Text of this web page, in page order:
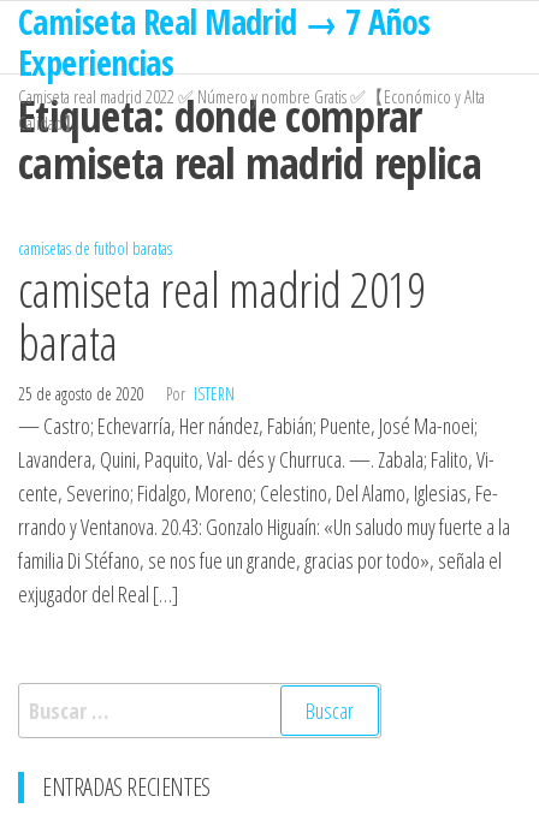
Saltar
contenido
Camiseta Real Madrid → 7 Años
Experiencias
Camiseta real madrid 2022 ✅ Número y nombre Gratis ✅【Económico y Alta
Calidad】
Etiqueta:donde comprar
camiseta real madrid replica
camisetas de futbol baratas
camiseta real madrid 2019
barata
25 de agosto de 2020 Por ISTERN
— Castro; Echevarría, Her nández, Fabián; Puente, José Ma-noei;
Lavandera, Quini, Paquito, Val- dés y Churruca. —. Zabala; Falito, Vi-
cente, Severino; Fidalgo, Moreno; Celestino, Del Alamo, Iglesias, Fe-
rrando y Ventanova. 20.43: Gonzalo Higuaín: «Un saludo muy fuerte a la
familia Di Stéfano, se nos fue un grande, gracias por todo», señala el
exjugador del Real […]
Buscar:
ENTRADAS RECIENTES